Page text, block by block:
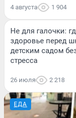
4 августа 1 904
Не для галочки:
здоровье перед
детским садом
стресса
26 июля 2 218
ЕДА